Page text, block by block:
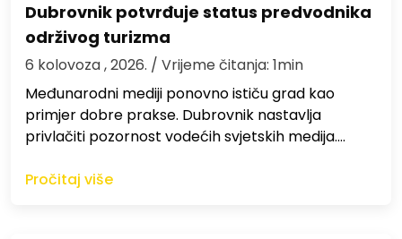
Dubrovnik potvrđuje status predvodnika
održivog turizma
6 kolovoza , 2026. / Vrijeme čitanja: 1min
Međunarodni mediji ponovno ističu grad kao
primjer dobre prakse. Dubrovnik nastavlja
privlačiti pozornost vodećih svjetskih medija.…
Pročitaj više